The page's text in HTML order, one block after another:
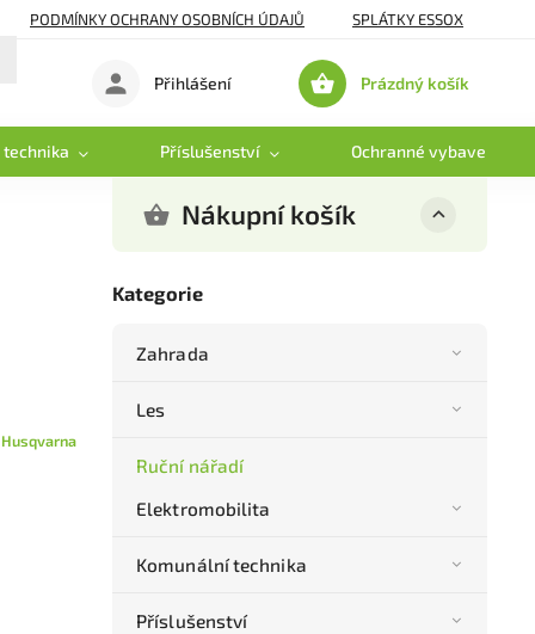
PODMÍNKY OCHRANY OSOBNÍCH ÚDAJŮ SPLÁTKY ESSOX
Nákupní
Prázdný košík
Přihlášení
Příslušenství Ochranné vybavení
Nákupní košík
Kategorie
Zahrada
Les
Ruční nářadí
Elektromobilita
Komunální technika
Příslušenství
Husqvarna